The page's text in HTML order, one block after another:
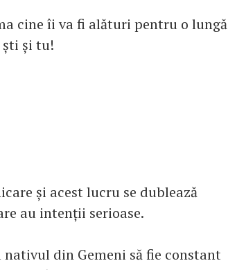
cine îi va fi alături pentru o lungă
ști și tu!
și acest lucru se dublează
au intenții serioase.
nativul din Gemeni să fie constant